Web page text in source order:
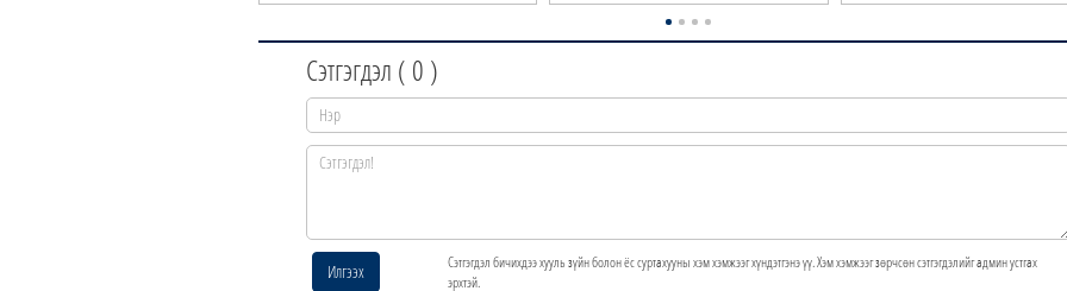
Сэтгэгдэл ( 0 )
Илгээх
Сэтгэгдэл бичихдээ хууль зүйн болон ёс суртахууны хэм хэмжээг хүндэтгэнэ үү. Хэм хэмжээг зөрчсөн сэтгэгдэлийг админ устгах
эрхтэй.